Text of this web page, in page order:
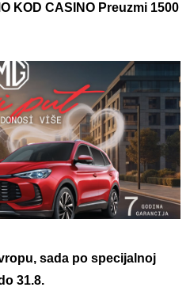
KOD CASINO Preuzmi 1500
sada po specijalnoj
31.8.